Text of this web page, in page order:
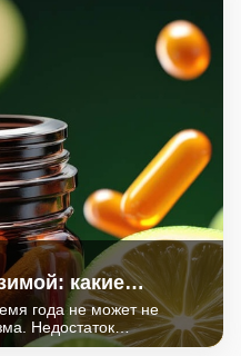
какие
важны?
года не может не
Недостаток
рациона питания